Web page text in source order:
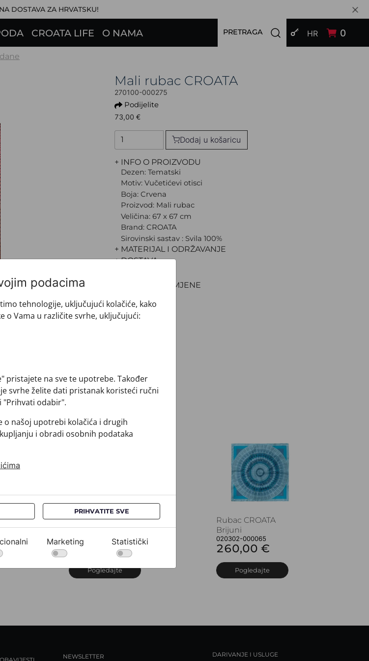
DOSTAVA ZA HRVATSKU!
CROATA LIFE O NAMA PRIJAVI SE
HR 0
PRETRAGA Open search modal
Mali rubac CROATA
270100-000275
Podijelite
73,00 €
Dodaj u košaricu
+ INFO O PROIZVODU
Dezen: Tematski
Motiv: Vučetićevi otisci
Boja: Crvena
Proizvod: Mali rubac
Veličina: 67 x 67 cm
Brand: CROATA
Sirovinski sastav : Svila 100%
+ MATERIJAL I ODRŽAVANJE
+ DOSTAVA
+ POVRATI I ZAMJENE
Rubac CROATA
Brijuni
020302-000020
260,00 €
Pogledajte
Rubac CROATA
Brijuni
020302-000065
260,00 €
Pogledajte
NEWSLETTER DARIVANJE I USLUGE
podacima
tehnologije, uključujući kolačiće, kako
o Vama u različite svrhe, uključujući:
pristajete na sve te upotrebe. Također
svrhe želite dati pristanak koristeći ručni
odabir".
o našoj upotrebi kolačića i drugih
i obradi osobnih podataka
PRIHVATITE SVE
Marketing Statistički